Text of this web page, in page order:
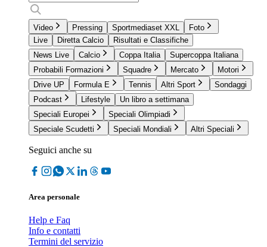
Video Pressing Sportmediaset XXL
Foto
Live
Diretta Calcio
Risultati e Classifiche
News Live
Calcio Coppa Italia
Supercoppa Italiana
Probabili Formazioni
Squadre Mercato
Motori
Drive UP
Formula E Tennis Altri Sport
Sondaggi
Podcast
Lifestyle
Un libro a settimana
Speciali Europei
Speciali Olimpiadi
Speciale Scudetti
Speciali Mondiali Altri Speciali
Seguici anche su
Area personale
Help e Faq
Info e contatti
Termini del servizio